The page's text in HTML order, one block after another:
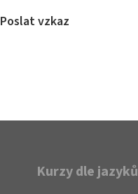
Poslat vzkaz
Kurzy dle jazyků